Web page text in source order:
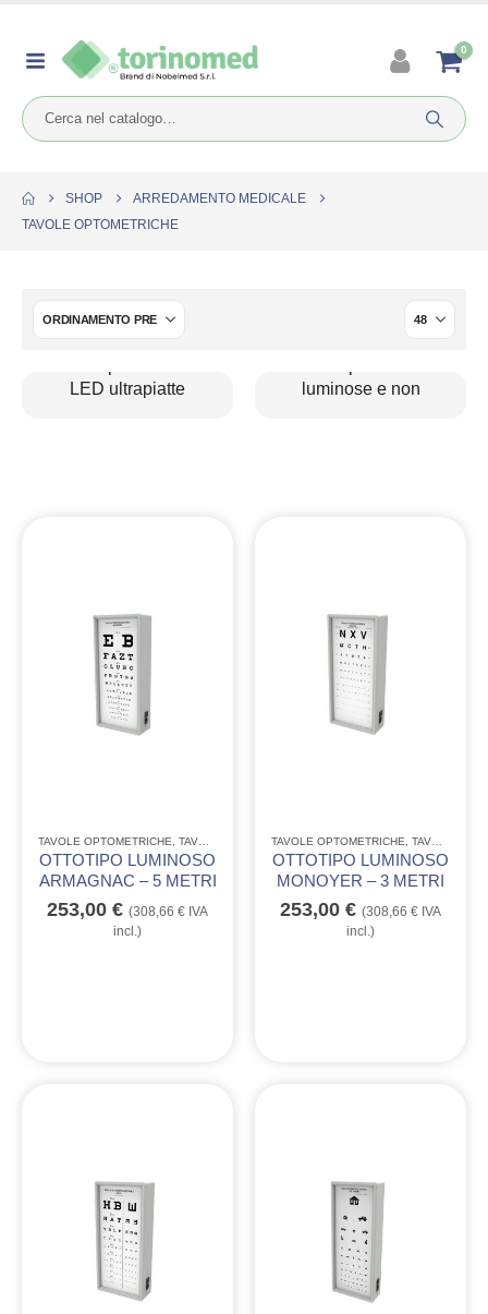
0
SHOP
ARREDAMENTO MEDICALE
TAVOLE OPTOMETRICHE
LED ultrapiatte
luminose e non
TAVOLE OPTOMETRICHE TAVOLE OPTOMETRICHE LUMINOSE E NON
OTTOTIPO LUMINOSO
ARMAGNAC – 5 METRI
253,00 € (308,66 € IVA
incl.)
TAVOLE OPTOMETRICHE TAVOLE OPTOMETRICHE LUMINOSE E NON
OTTOTIPO LUMINOSO
MONOYER – 3 METRI
253,00 € (308,66 € IVA
incl.)